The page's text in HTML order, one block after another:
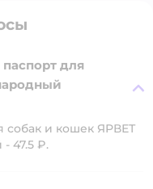
для
собак и кошек ЯРВЕТ
47.5 ₽.